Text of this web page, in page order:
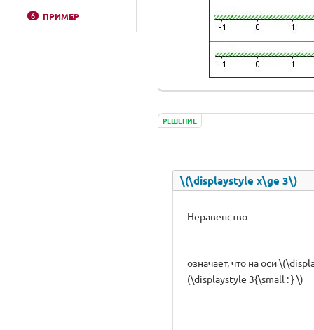
6 ПРИМЕР
РЕШЕНИЕ
\(\displaystyle x\ge 3\)
Неравенство
означает, что на оси
(\displaystyle 3{\small : } \)